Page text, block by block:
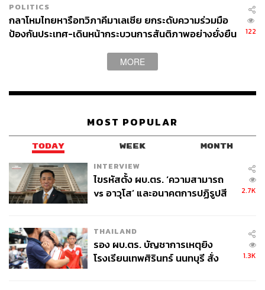
POLITICS
กลาโหมไทยหารือทวิภาคีมาเลเซีย ยกระดับความร่วมมือ
ป้องกันประเทศ-เดินหน้ากระบวนการสันติภาพอย่างยั่งยืน
122
MORE
MOST POPULAR
TODAY WEEK MONTH
INTERVIEW
ไขรหัสตั้ง ผบ.ตร. ‘ความสามารถ
vs อาวุโส’ และอนาคตการปฏิรูปสี
2.7K
THAILAND
รอง ผบ.ตร. บัญชาการเหตุยิง
โรงเรียนเทพศิรินทร์ นนทบุรี สั่ง
1.3K